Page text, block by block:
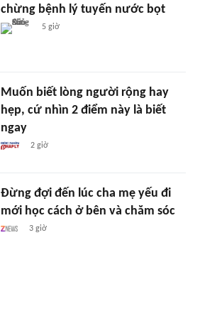
chừng bệnh lý tuyến nước bọt
5 giờ
Muốn biết lòng người rộng hay
hẹp, cứ nhìn 2 điểm này là biết
ngay
2 giờ
Đừng đợi đến lúc cha mẹ yếu đi
mới học cách ở bên và chăm sóc
3 giờ